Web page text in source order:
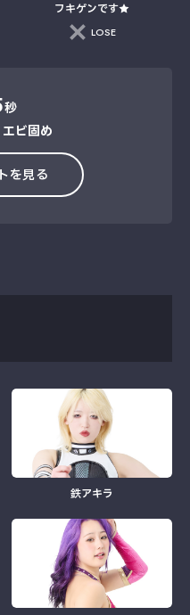
フキゲンです★
LOSE
秒
ビ固め
を見る
鉄アキラ